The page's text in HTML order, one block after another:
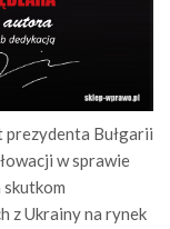
prezydenta Bułgarii
w sprawie
z Ukrainy na rynek